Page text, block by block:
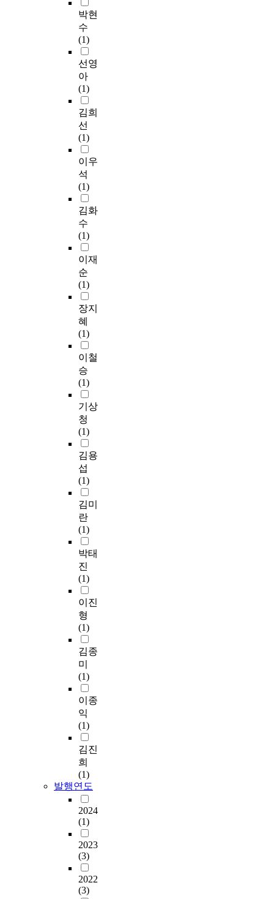
박현
수
(1)
선영
아
(1)
김희
선
(1)
이우
석
(1)
김화
수
(1)
이재
순
(1)
장지
혜
(1)
이철
승
(1)
기상
청
(1)
김용
섭
(1)
김미
란
(1)
박태
진
(1)
이진
형
(1)
김종
미
(1)
이종
익
(1)
김진
희
(1)
발행연도
2024
(1)
2023
(3)
2022
(3)